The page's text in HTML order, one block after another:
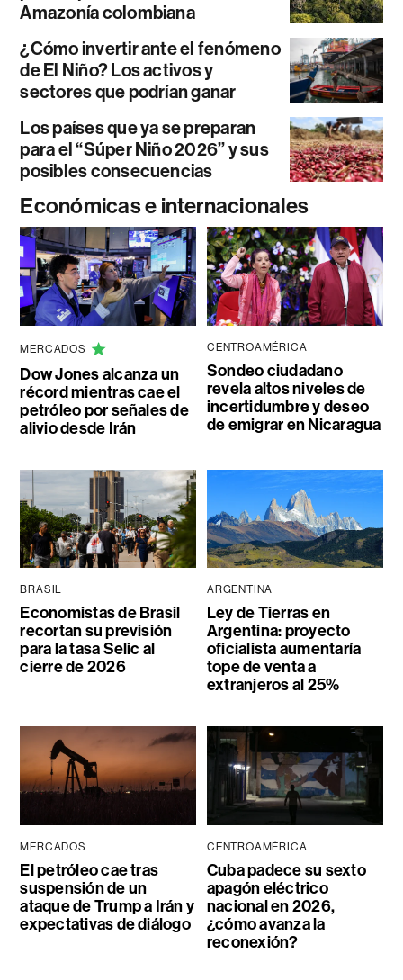
Amazonía colombiana
¿Cómo invertir ante el fenómeno
de El Niño? Los activos y
sectores que podrían ganar
Los países que ya se preparan
para el “Súper Niño 2026” y sus
posibles consecuencias
Económicas e internacionales
MERCADOS
Dow Jones alcanza un
récord mientras cae el
petróleo por señales de
alivio desde Irán
CENTROAMÉRICA
Sondeo ciudadano
revela altos niveles de
incertidumbre y deseo
de emigrar en Nicaragua
BRASIL
Economistas de Brasil
recortan su previsión
para la tasa Selic al
cierre de 2026
ARGENTINA
Ley de Tierras en
Argentina: proyecto
oficialista aumentaría
tope de venta a
extranjeros al 25%
MERCADOS
El petróleo cae tras
suspensión de un
ataque de Trump a Irán y
expectativas de diálogo
CENTROAMÉRICA
Cuba padece su sexto
apagón eléctrico
nacional en 2026,
¿cómo avanza la
reconexión?